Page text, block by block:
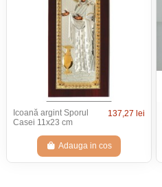
Icoană argint Sporul
Casei 11x23 cm
137,27 lei
Adauga in cos